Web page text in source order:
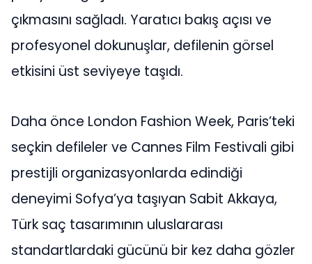
çıkmasını sağladı. Yaratıcı bakış açısı ve
profesyonel dokunuşlar, defilenin görsel
etkisini üst seviyeye taşıdı.
Daha önce London Fashion Week, Paris’teki
seçkin defileler ve Cannes Film Festivali gibi
prestijli organizasyonlarda edindiği
deneyimi Sofya’ya taşıyan Sabit Akkaya,
Türk saç tasarımının uluslararası
standartlardaki gücünü bir kez daha gözler